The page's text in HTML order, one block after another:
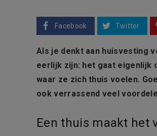
Facebook Twitter
Als je denkt aan huisvesting
eerlijk zijn: het gaat eigenlijk
waar ze zich thuis voelen.
ook verrassend veel
Een thuis maakt het